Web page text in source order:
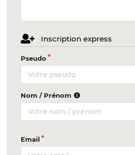
Inscription express
Pseudo
Nom / Prénom
Email